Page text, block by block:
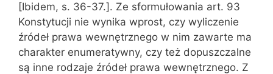
[Ibidem, s. 36-37.]. Ze sformułowania art. 93
Konstytucji nie wynika wprost, czy wylicze‌nie
źródeł prawa wewnętrznego w nim zawarte ma
charakter enumeratywny, czy też dopuszczalne
są inne rodzaje źródeł prawa wewnętrznego. Z